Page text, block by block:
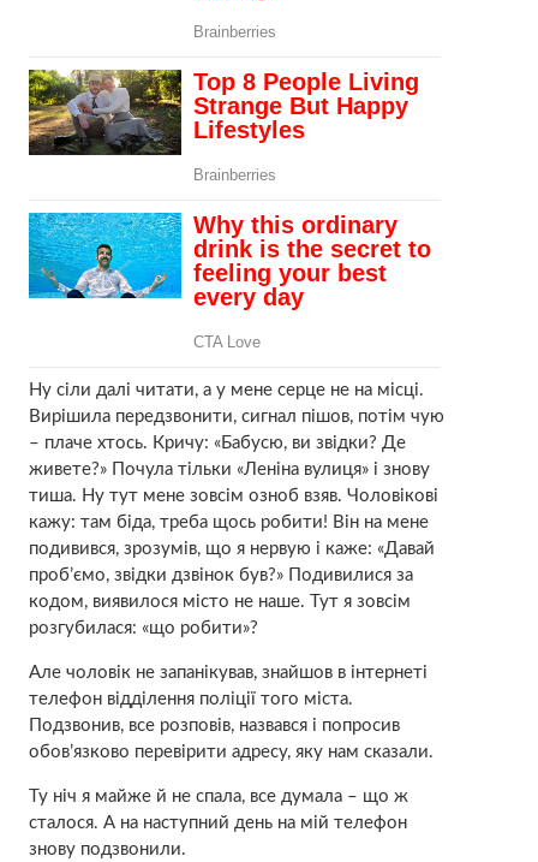
Ну сіли далі читати, а у мене серце не на місці.
Вирішила передзвонити, сигнал пішов, потім чую
– плаче хтось. Кричу: «Бабусю, ви звідки? Де
живете?» Почула тільки «Леніна вулиця» і знову
тиша. Ну тут мене зовсім озноб взяв. Чоловікові
кажу: там біда, треба щось робити! Він на мене
подивився, зрозумів, що я нервую і каже: «Давай
проб’ємо, звідки дзвінок був?» Подивилися за
кодом, виявилося місто не наше. Тут я зовсім
розгубилася: «що робити»?
Але чоловік не запанікував, знайшов в інтернеті
телефон відділення поліції того міста.
Подзвонив, все розповів, назвався і попросив
обов’язково перевірити адресу, яку нам сказали.
Ту ніч я майже й не спала, все думала – що ж
сталося. А на наступний день на мій телефон
знову подзвонили.